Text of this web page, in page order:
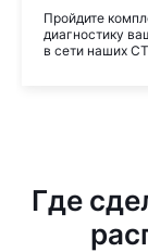
Пройдите
диагностику
в сети наших
Где